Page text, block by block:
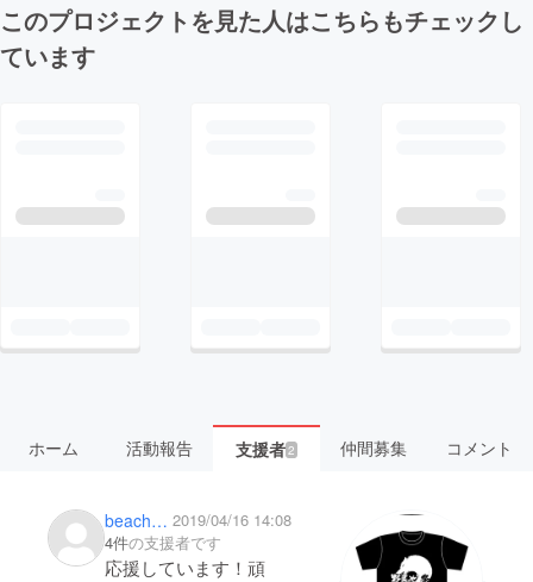
このプロジェクトを見た人はこちらもチェックし
ています
ホーム 活動報告 支援者 2 仲間募集 コメント
beachpoint 2019/04/16 14:08
4件の支援者です
応援しています！頑